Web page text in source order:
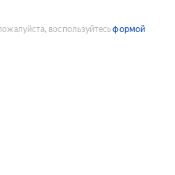
воспользуйтесьформой